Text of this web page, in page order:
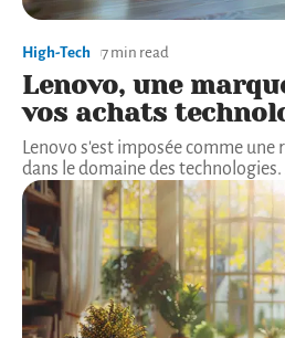
High-Tech 7 min read
Lenovo, une
vos achats
Lenovo s'est imposée comme
dans le domaine des